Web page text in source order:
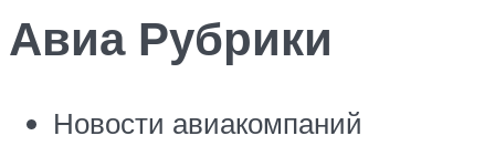
Авиа Рубрики
Новости авиакомпаний